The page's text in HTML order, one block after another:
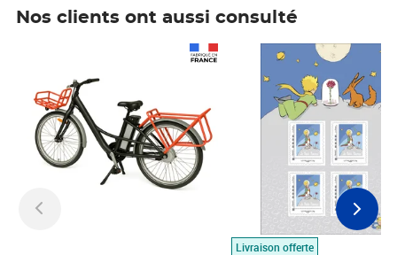
Nos clients ont aussi consulté
Livraison offerte
Prix 7,50€